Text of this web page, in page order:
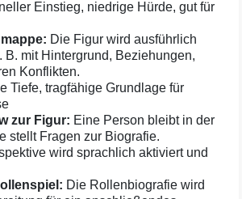
Einstieg, niedrige Hürde, gut für
Die Figur wird ausführlich
B. mit Hintergrund, Beziehungen,
Konflikten.
Tiefe, tragfähige Grundlage für
zur Figur: Eine Person bleibt in der
stellt Fragen zur Biografie.
wird sprachlich aktiviert und
Die Rollenbiografie wird